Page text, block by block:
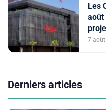
Les
août
7
Derniers articles